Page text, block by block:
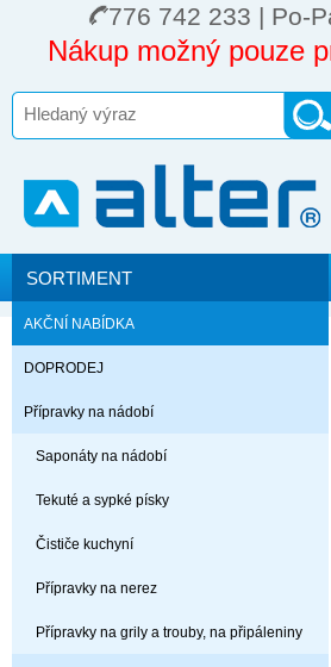
776 742 233 | Po-
Nákup možný pouze
SORTIMENT
AKČNÍ NABÍDKA
DOPRODEJ
Přípravky na nádobí
Saponáty na nádobí
Tekuté a sypké písky
Čističe kuchyní
Přípravky na nerez
Přípravky na grily a trouby, na připáleniny